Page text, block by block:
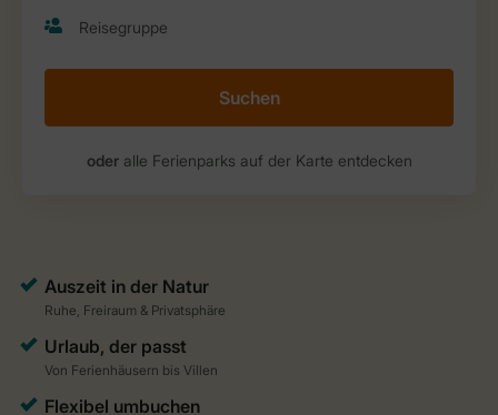
Suchen
oderalle Ferienparks auf der Karte entdecken